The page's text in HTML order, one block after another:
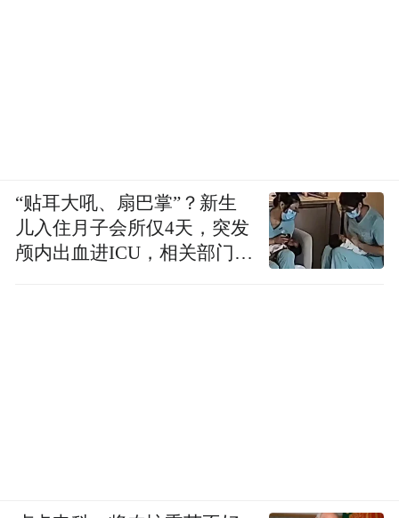
“贴耳大吼、扇巴掌”？新生
儿入住月子会所仅4天，突发
颅内出血进ICU，相关部门已